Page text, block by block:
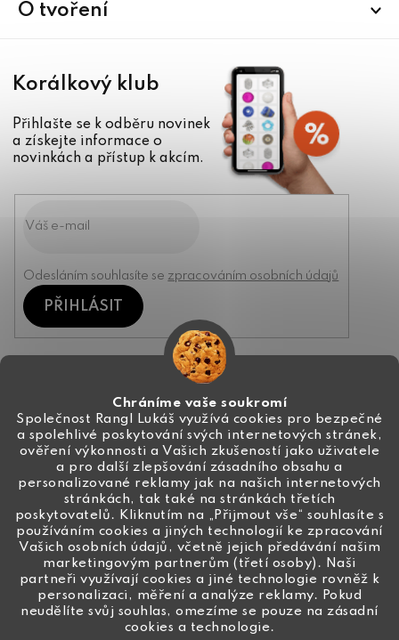
Chráníme vaše soukromí
Společnost Rangl Lukáš využívá cookies pro bezpečné
a spolehlivé poskytování svých internetových stránek,
ověření výkonnosti a Vašich zkušeností jako uživatele
a pro další zlepšování zásadního obsahu a
personalizované reklamy jak na našich internetových
stránkách, tak také na stránkách třetích
poskytovatelů. Kliknutím na „Přijmout vše“ souhlasíte s
používáním cookies a jiných technologií ke zpracování
Vašich osobních údajů, včetně jejich předávání našim
marketingovým partnerům (třetí osoby). Naši
partneři využívají cookies a jiné technologie rovněž k
personalizaci, měření a analýze reklamy. Pokud
neudělíte svůj souhlas, omezíme se pouze na zásadní
cookies a technologie.
O tvoření
Korálkový klub
Přihlašte se k odběru novinek
a získejte informace o
novinkách a přístup k akcím.
Odesláním souhlasíte se zpracováním osobních údajů
PŘIHLÁSIT
info@ceske-koralky.cz
+420 774 444 191